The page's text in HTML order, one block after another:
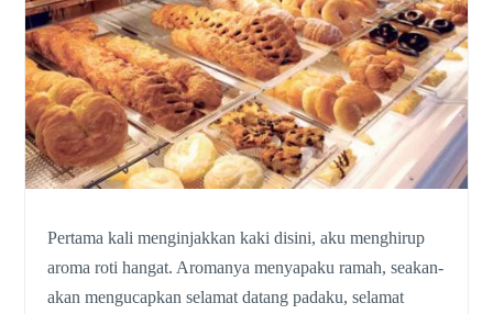
Pertama kali menginjakkan kaki disini, aku menghirup
aroma roti hangat. Aromanya menyapaku ramah, seakan-
akan mengucapkan selamat datang padaku, selamat